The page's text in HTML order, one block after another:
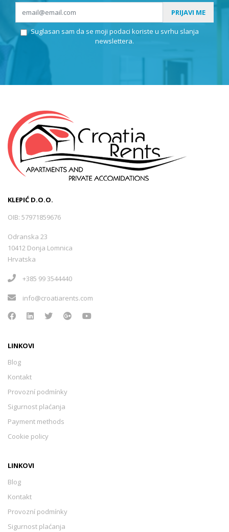
PRIJAVI ME
Suglasan sam da se moji podaci koriste u svrhu slanja
newslettera.
KLEPIĆ D.O.O.
OIB: 57971859676
Odranska 23
10412 Donja Lomnica
Hrvatska
+385 99 3544440
info@croatiarents.com
LINKOVI
Blog
Kontakt
Provozní podmínky
Sigurnost plaćanja
Payment methods
Cookie policy
LINKOVI
Blog
Kontakt
Provozní podmínky
Sigurnost plaćanja